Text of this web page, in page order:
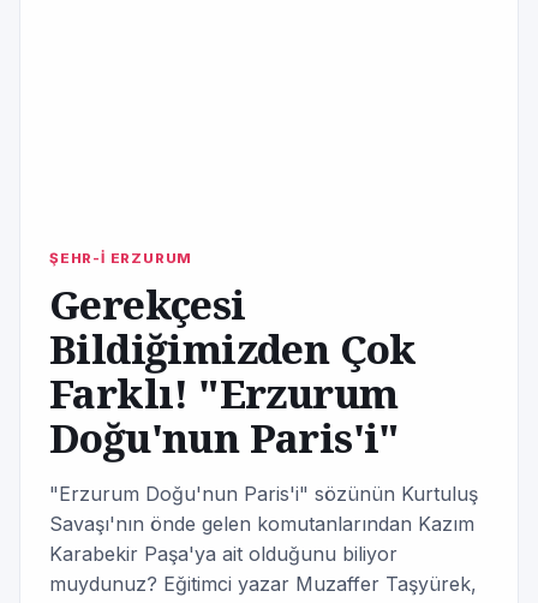
ŞEHR-İ ERZURUM
Gerekçesi
Bildiğimizden Çok
Farklı! "Erzurum
Doğu'nun Paris'i"
"Erzurum Doğu'nun Paris'i" sözünün Kurtuluş
Savaşı'nın önde gelen komutanlarından Kazım
Karabekir Paşa'ya ait olduğunu biliyor
muydunuz? Eğitimci yazar Muzaffer Taşyürek,